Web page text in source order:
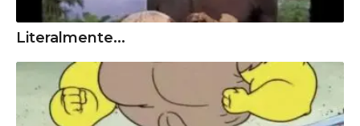
Literalmente...